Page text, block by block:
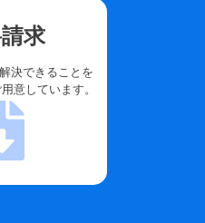
求
決できることを
意しています。